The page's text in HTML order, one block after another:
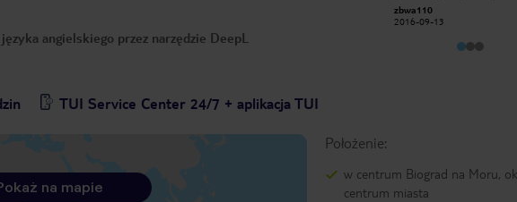
okolice Makarskiej piękne widoki i
miejsca , śniadania smaczne
dyskretna.Pokoje czyste i
jest sprzątane przez cały
zbwa110
2016-09-13
angielskiego przez narzędzie DeepL
TUI Service Center 24/7 + aplikacja TUI
Położenie:
w centrum Biograd na Moru,
centrum miasta
na mapie